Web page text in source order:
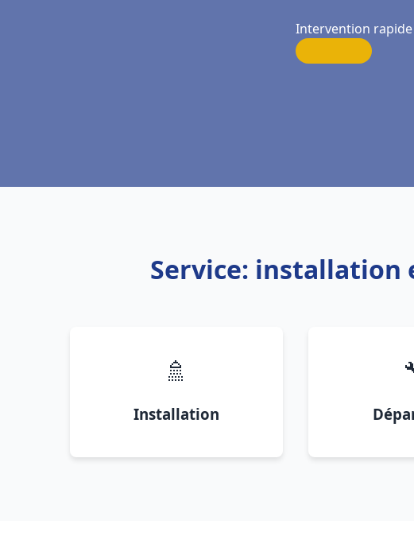
Intervention rapide
Service: installation
🚿
Installation